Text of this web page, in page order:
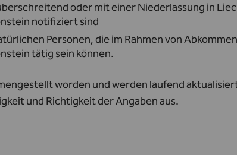
oder mit einer Niederlassung in
notifiziert sind
Personen, die im Rahmen von
tätig sein können.
worden und werden laufend
und Richtigkeit der Angaben aus.